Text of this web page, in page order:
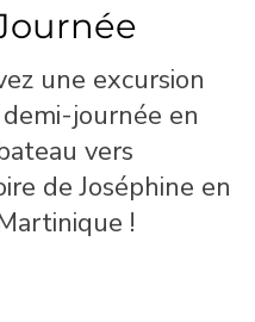
une excursion
journée en
vers
de Joséphine en
!